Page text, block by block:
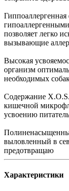
позволяет легко
вызывающие
Высокая
организм
необходимых
Содержание
кишечной
усвоению
выловленный в
предотвращаю
Характеристики